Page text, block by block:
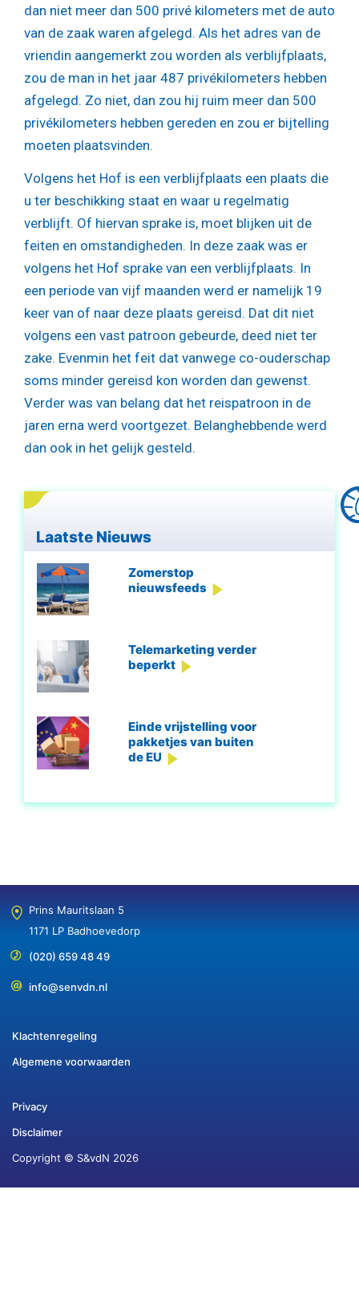
dan niet meer dan 500 privé kilometers met de auto
van de zaak waren afgelegd. Als het adres van de
vriendin aangemerkt zou worden als verblijfplaats,
zou de man in het jaar 487 privékilometers hebben
afgelegd. Zo niet, dan zou hij ruim meer dan 500
privékilometers hebben gereden en zou er bijtelling
moeten plaatsvinden.
Volgens het Hof is een verblijfplaats een plaats die
u ter beschikking staat en waar u regelmatig
verblijft. Of hiervan sprake is, moet blijken uit de
feiten en omstandigheden. In deze zaak was er
volgens het Hof sprake van een verblijfplaats. In
een periode van vijf maanden werd er namelijk 19
keer van of naar deze plaats gereisd. Dat dit niet
volgens een vast patroon gebeurde, deed niet ter
zake. Evenmin het feit dat vanwege co-ouderschap
soms minder gereisd kon worden dan gewenst.
Verder was van belang dat het reispatroon in de
jaren erna werd voortgezet. Belanghebbende werd
dan ook in het gelijk gesteld.
Laatste Nieuws
Zomerstop
nieuwsfeeds
Telemarketing verder
beperkt
Einde vrijstelling voor
pakketjes van buiten
de EU
Prins Mauritslaan 5
1171 LP Badhoevedorp
(020) 659 48 49
info@senvdn.nl
Klachtenregeling
Algemene voorwaarden
Privacy
Disclaimer
Copyright © S&vdN 2026